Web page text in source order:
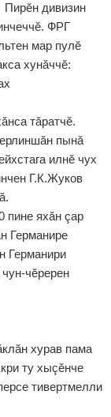
Пирӗн дивизин
ФРГ
мар пулӗ
хунăччӗ:
тăратчӗ.
пынă
илнӗ чух
Г.К.Жуков
пине яхăн çар
Германире
Германири
чӗререн
хурав пама
ту хыçӗнче
тивертмелли